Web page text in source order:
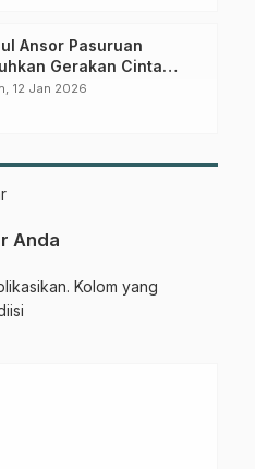
Ansor Pasuruan
Gerakan Cinta
Air Lewat Dzikir dan
12 Jan 2026
Anda
Kolom yang